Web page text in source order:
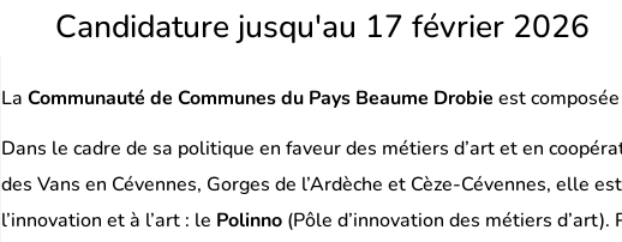
Candidature jusqu'au 17 février 2026
LaCommunauté de Communes du Pays Beaume Drobie est
Dans le cadre de sa politique en faveur des métiers d’art et en
des Vans en Cévennes, Gorges de l’Ardèche et Cèze-Cévennes, elle
l’innovation et à l’art : le Polinno (Pôle d’innovation des métiers